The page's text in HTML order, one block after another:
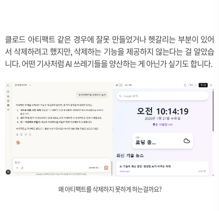
클로드 아티팩트 같은 경우에 잘못 만들었거나 헷갈리는 부분이 있어
서 삭제하려고 했지만, 삭제하는 기능을 제공하지 않는다는 걸 알았습
니다. 어떤 기사처럼 AI 쓰레기들을 양산하는 게 아닌가 싶기도 합니다.
왜 아티팩트를 삭제하지 못하게 하는걸까요?